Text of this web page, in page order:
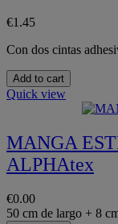
€1.45
Con dos cintas
Add to cart
Quick view
MANGA
ALPHAtex
€0.00
50 cm de largo + 8